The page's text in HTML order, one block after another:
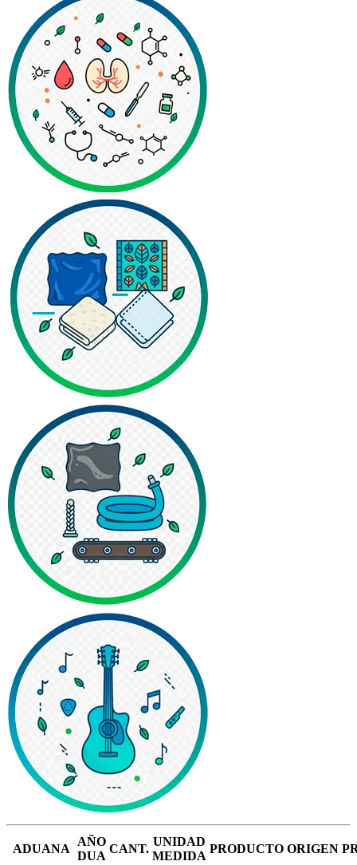
ADUANA
AÑO
DUA
CANT.
UNIDAD
MEDIDA
PRODUCTO ORIGEN